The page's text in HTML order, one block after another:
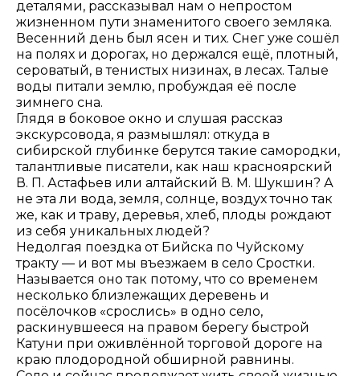
деталями, рассказывал нам о непростом
жизненном пути знаменитого своего земляка.
Весенний день был ясен и тих. Снег уже сошёл
на полях и дорогах, но держался ещё, плотный,
сероватый, в тенистых низинах, в лесах. Талые
воды питали землю, пробуждая её после
зимнего сна.
Глядя в боковое окно и слушая рассказ
экскурсовода, я размышлял: откуда в
сибирской глубинке берутся такие самородки,
талантливые писатели, как наш красноярский
В. П. Астафьев или алтайский В. М. Шукшин? А
не эта ли вода, земля, солнце, воздух точно так
же, как и траву, деревья, хлеб, плоды рождают
из себя уникальных людей?
Недолгая поездка от Бийска по Чуйскому
тракту — и вот мы въезжаем в село Сростки.
Называется оно так потому, что со временем
несколько близлежащих деревень и
посёлочков «срослись» в одно село,
раскинувшееся на правом берегу быстрой
Катуни при оживлённой торговой дороге на
краю плодородной обширной равнины.